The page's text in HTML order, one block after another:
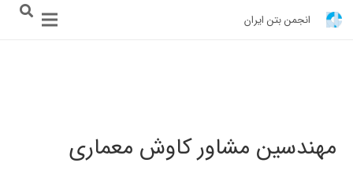
انجمن بتن ایران
مهندسین مشاور کاوش معماری